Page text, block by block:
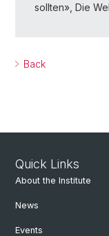
sollten», Die
Back
Quick Links
About the Institute
News
Events